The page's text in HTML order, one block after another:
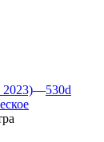
2023)—530d